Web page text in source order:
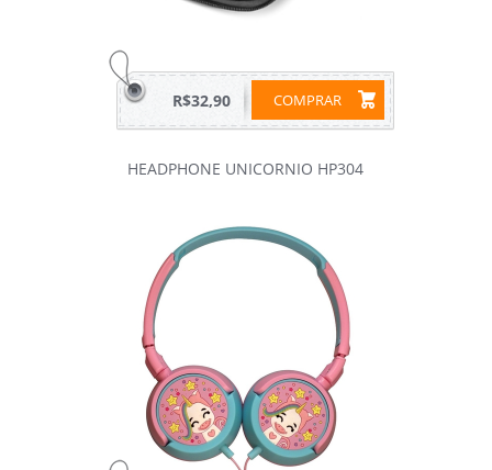
COMPRAR
R$32,90
HEADPHONE UNICORNIO HP304